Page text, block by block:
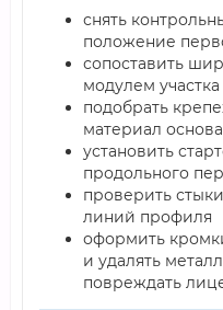
снять
положение
сопоставить
модулем участка
подобрать
материал
установить
продольного
проверить
линий профиля
оформить
и удалять
повреждать